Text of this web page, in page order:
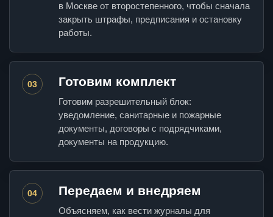
в Москве от второстепенного, чтобы сначала
закрыть штрафы, предписания и остановку
работы.
03 Готовим комплект
Готовим разрешительный блок:
уведомление, санитарные и пожарные
документы, договоры с подрядчиками,
документы на продукцию.
04 Передаем и внедряем
Объясняем, как вести журналы для